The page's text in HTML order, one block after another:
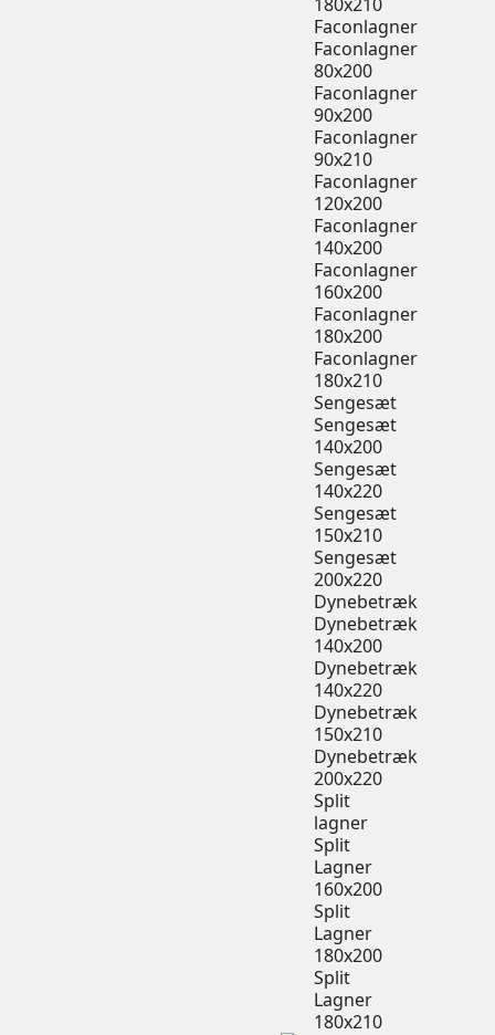
Faconlagner
Faconlagner
80x200
Faconlagner
90x200
Faconlagner
90x210
Faconlagner
120x200
Faconlagner
140x200
Faconlagner
160x200
Faconlagner
180x200
Faconlagner
180x210
Sengesæt
Sengesæt
140x200
Sengesæt
140x220
Sengesæt
150x210
Sengesæt
200x220
Dynebetræk
Dynebetræk
140x200
Dynebetræk
140x220
Dynebetræk
150x210
Dynebetræk
200x220
Split
lagner
Split
Lagner
160x200
Split
Lagner
180x200
Split
Lagner
180x210